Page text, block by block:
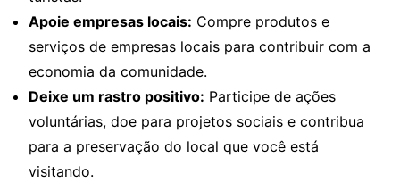
Apoie empresas locais: Compre produtos e
serviços de empresas locais para contribuir com a
economia da comunidade.
Deixe um rastro positivo: Participe de ações
voluntárias, doe para projetos sociais e contribua
para a preservação do local que você está
visitando.